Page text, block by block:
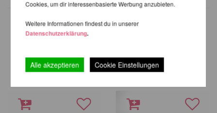
DERSELBEN MARKE
Cookies, um dir interessenbasierte Werbung anzubieten.
Weitere Informationen findest du in unserer
Datenschutzerklärung.
Alle akzeptieren Cookie Einstellungen